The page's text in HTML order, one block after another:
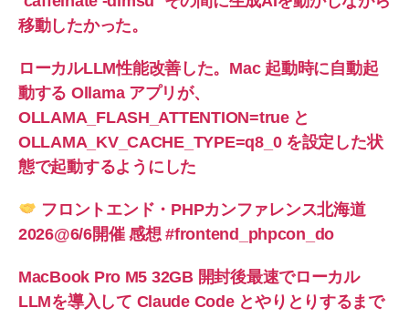
移動したかった。
ローカルLLM性能改善した。Mac 起動時に自動起
動する Ollama アプリが、
OLLAMA_FLASH_ATTENTION=true と
OLLAMA_KV_CACHE_TYPE=q8_0 を設定した状
態で起動するようにした
フロントエンド・PHPカンファレンス北海道
2026@6/6開催 感想 #frontend_phpcon_do
MacBook Pro M5 32GB 開封後最速でローカル
LLMを導入して Claude Code とやりとりするまで